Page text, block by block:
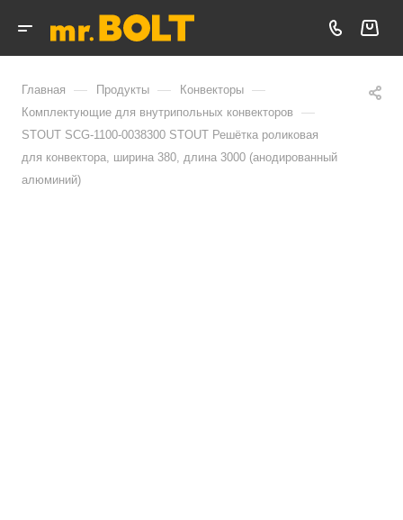
Главная — Продукты — Конвекторы —
Комплектующие для внутрипольных конвекторов —
STOUT SCG-1100-0038300 STOUT Решётка роликовая
для конвектора, ширина 380, длина 3000 (анодированный
алюминий)